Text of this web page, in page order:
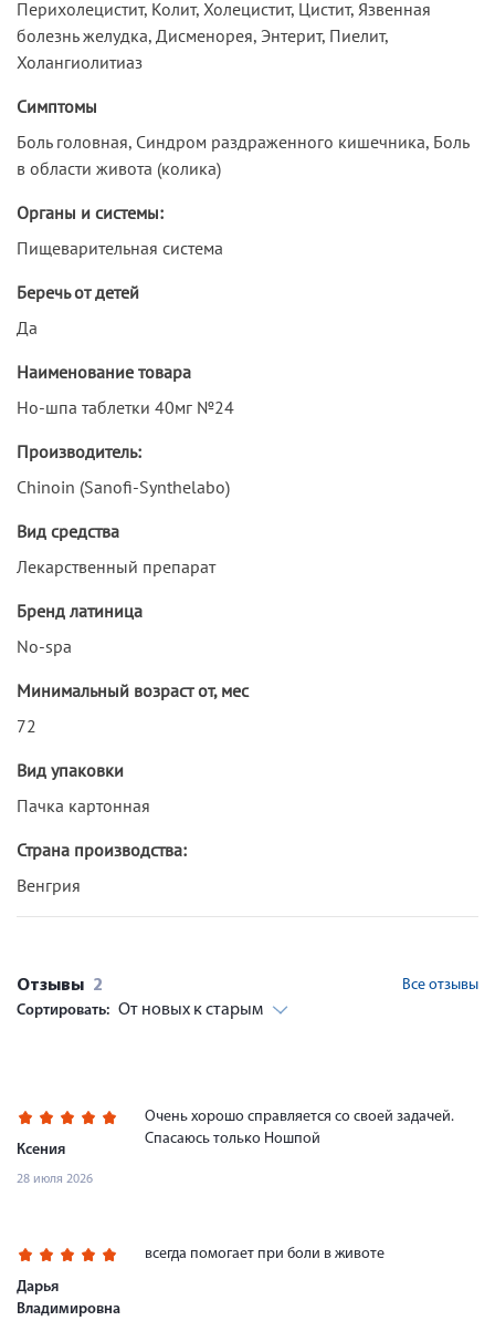
Перихолецистит, Колит, Холецистит, Цистит, Язвенная
болезнь желудка, Дисменорея, Энтерит, Пиелит,
Холангиолитиаз
Симптомы
Боль головная, Синдром раздраженного кишечника, Боль
в области живота (колика)
Органы и системы:
Пищеварительная система
Беречь от детей
Да
Наименование товара
Но-шпа таблетки 40мг №24
Производитель:
Chinoin (Sanofi-Synthelabo)
Вид средства
Лекарственный препарат
Бренд латиница
No-spa
Минимальный возраст от, мес
72
Вид упаковки
Пачка картонная
Страна производства:
Венгрия
Отзывы 2
Все отзывы
Сортировать: От новых к старым
Ксения
28 июля 2026
Очень хорошо справляется со своей задачей.
Спасаюсь только Ношпой
Дарья
Владимировна
всегда помогает при боли в животе